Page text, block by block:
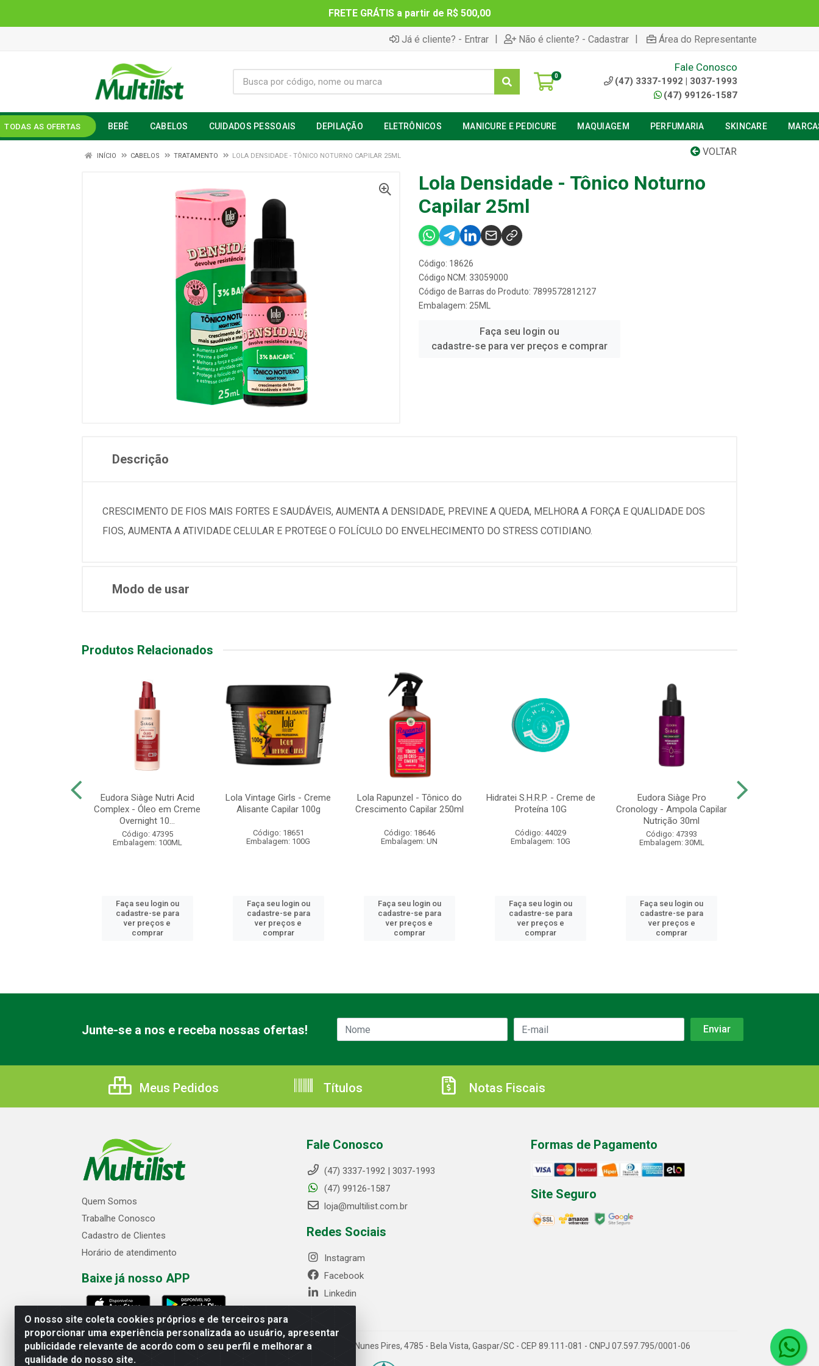
FRETE GRÁTIS a partir de R$ 500,00
Já é cliente? - Entrar | Não é cliente? - Cadastrar | Área do Representante
0
Fale Conosco
(47) 3337-1992 | 3037-1993
(47) 99126-1587
TODAS AS OFERTAS BEBÊ CABELOS CUIDADOS PESSOAIS DEPILAÇÃO ELETRÔNICOS MANICURE E PEDICURE MAQUIAGEM PERFUMARIA SKINCARE
VOLTAR
INÍCIO CABELOS TRATAMENTO LOLA DENSIDADE - TÔNICO NOTURNO CAPILAR 25ML
Lola Densidade - Tônico Noturno
Capilar 25ml
Código: 18626
Código NCM: 33059000
Código de Barras do Produto: 7899572812127
Embalagem: 25ML
Faça seu login ou
cadastre-se para ver preços e comprar
Descrição
CRESCIMENTO DE FIOS MAIS FORTES E SAUDÁVEIS, AUMENTA A DENSIDADE, PREVINE A QUEDA, MELHORA A FORÇA E QUALIDADE DOS
FIOS, AUMENTA A ATIVIDADE CELULAR E PROTEGE O FOLÍCULO DO ENVELHECIMENTO DO STRESS COTIDIANO.
Modo de usar
Produtos Relacionados
Eudora Siàge Nutri Acid
Complex - Óleo em Creme
Overnight 10...
Código: 47395
Embalagem: 100ML
Faça seu login ou
cadastre-se para
ver preços e
comprar
Lola Vintage Girls - Creme
Alisante Capilar 100g
Código: 18651
Embalagem: 100G
Faça seu login ou
cadastre-se para
ver preços e
comprar
Lola Rapunzel - Tônico do
Crescimento Capilar 250ml
Código: 18646
Embalagem: UN
Faça seu login ou
cadastre-se para
ver preços e
comprar
Hidratei S.H.R.P. - Creme de
Proteína 10G
Código: 44029
Embalagem: 10G
Faça seu login ou
cadastre-se para
ver preços e
comprar
Eudora Siàge Pro
Cronology - Ampola Capilar
Nutrição 30ml
Código: 47393
Embalagem: 30ML
Faça seu login ou
cadastre-se para
ver preços e
comprar
O nosso site coleta cookies próprios e de terceiros para
proporcionar uma experiência personalizada ao usuário, apresentar
publicidade relevante de acordo com o seu perfil e melhorar a
qualidade do nosso site.
Junte-se a nos e receba nossas ofertas!
Meus Pedidos Títulos Notas Fiscais
Quem Somos
Trabalhe Conosco
Cadastro de Clientes
Horário de atendimento
Baixe já nosso APP
Fale Conosco
(47) 3337-1992 | 3037-1993
(47) 99126-1587
loja@multilist.com.br
Redes Sociais
Instagram
Facebook
Linkedin
Formas de Pagamento
Site Seguro
Multilist Distribuidora de Cosméticos LTDA - Rua Anfilóquio Nunes Pires, 4785 - Bela Vista, Gaspar/SC - CEP 89.111-081 - CNPJ 07.597.795/0001-06